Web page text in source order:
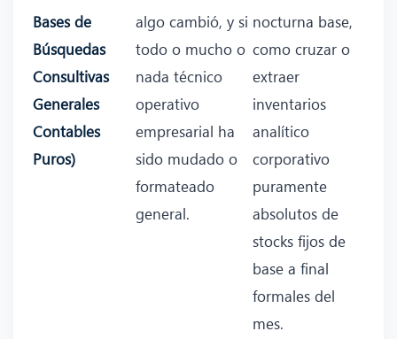
Bases de
Búsquedas
Consultivas
Generales
Contables
Puros)
algo cambió, y si
todo o mucho o
nada técnico
operativo
empresarial ha
sido mudado o
formateado
general.
nocturna base,
como cruzar o
extraer
inventarios
analítico
corporativo
puramente
absolutos de
stocks fijos de
base a final
formales del
mes.